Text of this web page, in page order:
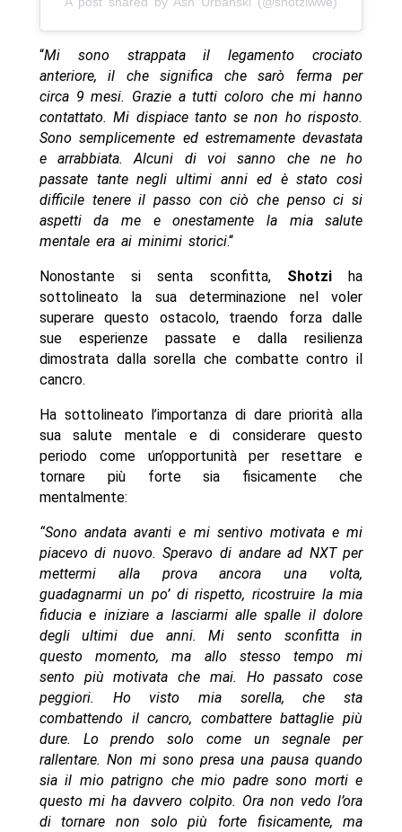
“Mi sono strappata il legamento crociato
anteriore, il che significa che sarò ferma per
circa 9 mesi. Grazie a tutti coloro che mi hanno
contattato. Mi dispiace tanto se non ho risposto.
Sono semplicemente ed estremamente devastata
e arrabbiata. Alcuni di voi sanno che ne ho
passate tante negli ultimi anni ed è stato così
difficile tenere il passo con ciò che penso ci si
aspetti da me e onestamente la mia salute
mentale era ai minimi storici.“
Nonostante si senta sconfitta, Shotziha
sottolineato la sua determinazione nel voler
superare questo ostacolo, traendo forza dalle
sue esperienze passate e dalla resilienza
dimostrata dalla sorella che combatte contro il
cancro.
Ha sottolineato l’importanza di dare priorità alla
sua salute mentale e di considerare questo
periodo come un’opportunità per resettare e
tornare più forte sia fisicamente che
mentalmente:
“Sono andata avanti e mi sentivo motivata e mi
piacevo di nuovo. Speravo di andare ad NXT per
mettermi alla prova ancora una volta,
guadagnarmi un po’ di rispetto, ricostruire la mia
fiducia e iniziare a lasciarmi alle spalle il dolore
degli ultimi due anni. Mi sento sconfitta in
questo momento, ma allo stesso tempo mi
sento più motivata che mai. Ho passato cose
peggiori. Ho visto mia sorella, che sta
combattendo il cancro, combattere battaglie più
dure. Lo prendo solo come un segnale per
rallentare. Non mi sono presa una pausa quando
sia il mio patrigno che mio padre sono morti e
questo mi ha davvero colpito. Ora non vedo l’ora
di tornare non solo più forte fisicamente, ma